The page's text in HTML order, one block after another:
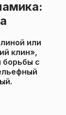
или
клин»,
борьбы с